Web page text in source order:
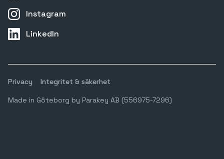
Instagram
LinkedIn
Made in Gôteborg by Parakey AB (556975-7296)
Privacy Integritet & säkerhet